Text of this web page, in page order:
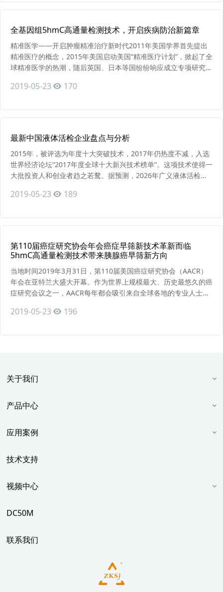
推动该技术在肿瘤的“精准”诊断中的应用
全基因组5hmC高通量检测技术，开启疾病防治新篇章
精准医学——开启肿瘤精准治疗新时代2011年美国学界首先提出
精准医疗的概念，2015年美国启动美国“精准医疗计划”，掀起了全
球精准医学的热潮，随后英国、日本等国纷纷响应成立专项研究，
国家“十三五”重大科研研究规划项目之一。众多研究者致力于临床
对肿瘤患者的基因测序，根据驱动基因，选择相
2019-05-23 170
最新中国液体活检企业盘点与分析
2015年，被评选为年度十大突破技术，2017年仍热度不减，入选
世界经济论坛“2017年度全球十大新兴技术榜单”。这项技术使得一
大批投资人和创业者趋之若鹜。据预测，2026年广义液体活检全
诊断（NIPT）20亿美元、器官移植20亿美元。在众多应用场景
150亿美元，因此狭义的液体
2019-05-23 189
第110届癌症研究协会年会癌症早筛新技术革新而临
5hmC高通量检测技术带来胰腺癌早筛新方向
当地时间2019年3月31日，第110届美国癌症研究协会（AACR）
年会在亚特兰大盛大开幕。作为世界上规模最大、历史最悠久的癌
症研究会议之一，AACR每年都会吸引来自全球各地的专业人士出
交流的平台。肿瘤液体活检作为本次大会关注的热点之一，展示了
量检测技术继以往在消化道癌症的多种报道
2019-05-23 196
关于我们
产品中心
应用案例
技术支持
视频中心
DC50M
联系我们